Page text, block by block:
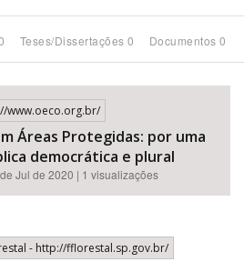
Teses/Dissertações 0 Documentos 0
www.oeco.org.br/
Áreas Protegidas: por uma
democrática e plural
Jul de 2020 | 1 visualizações
- http://fflorestal.sp.gov.br/